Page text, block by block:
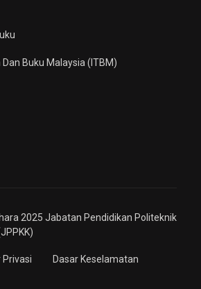
Buku Malaysia (ITBM)
2025 Jabatan Pendidikan Politeknik
Privasi Dasar Keselamatan